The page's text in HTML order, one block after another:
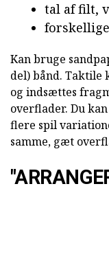
tal af filt,
Kan bruge
del) bånd. Taktile
og indsættes
overflader. Du
flere spil
samme, gæt